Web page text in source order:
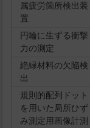
属疲労箇所検出装
置
円輪に生ずる衝撃
力の測定
絶緑材料の欠陥検
出
規則的配列ドット
を用いた局所ひず
み測定用画像計測